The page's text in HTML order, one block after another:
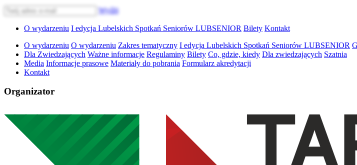
Wyślij
O wydarzeniu I edycja Lubelskich Spotkań Seniorów LUBSENIOR Bilety Kontakt
O wydarzeniu O wydarzeniu Zakres tematyczny I edycja Lubelskich Spotkań Seniorów LUBSENIOR
Dla Zwiedzających Ważne informacje Regulaminy Bilety Co, gdzie, kiedy Dla zwiedzających Szatnia
Media Informacje prasowe Materiały do pobrania Formularz akredytacji
Kontakt
Organizator